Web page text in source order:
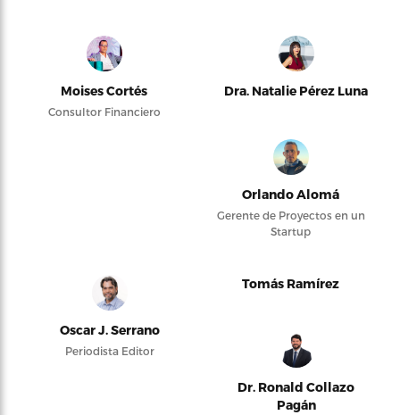
Moises Cortés
Consultor Financiero
Dra. Natalie Pérez Luna
Orlando Alomá
Gerente de Proyectos en un
Startup
Oscar J. Serrano
Periodista Editor
Tomás Ramírez
Dr. Ronald Collazo
Pagán